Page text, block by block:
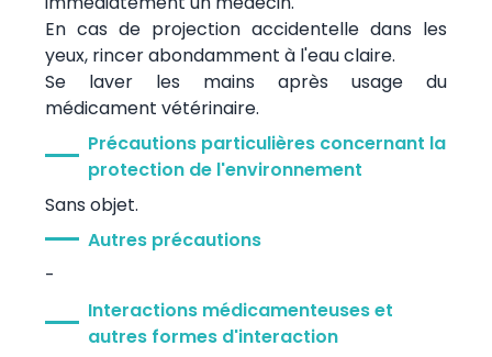
En cas de projection accidentelle dans les
yeux, rincer abondamment à l'eau claire.
Se laver les mains après usage du
médicament vétérinaire.
Précautions particulières concernant la
protection de l'environnement
Sans objet.
Autres précautions
-
Interactions médicamenteuses et
autres formes d'interaction